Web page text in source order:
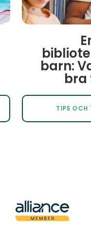
barn:
bra
TIPS OCH